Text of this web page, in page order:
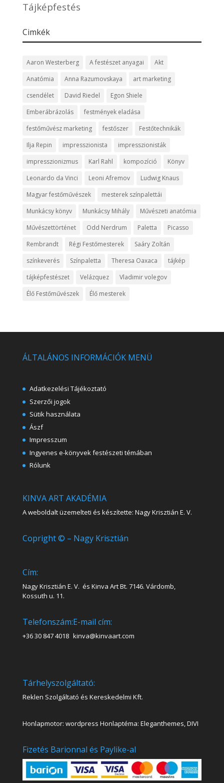
Tájképfestés
Cimkék
Aaron Westerberg A festészet anyagai
Akt
Anatómia
Anna Razumovskaya
art marketing
csendélet
David Riedel
Egon Shiele
Emberábrázolás
festmények eladása
festőművész marketing
festőszer
Festőtechnikák
Ilja Repin
impresszionista
impresszionisták
impresszionizmus
Karl Rahl kompozíció
Könyv
Leonardo da Vinci
Leoni Afremov
Ludwig Knaus
Magyar festőművészek
mesterek színpalettái
Munkácsy könyv
Munkácsy Mihály
Művészeti anatómia
Művészettörténet
Odd Nerdrum Paletta
Picasso
Rembrandt
Régi Festőmesterek
Saáry Zoltán
színkeverés
Színpaletta Theresa Oaxaca
tájkép
tájképfestészet
Velázquez
Vladimir volegov
Élő Festőművészek
Élő mesterek
ÁLTALÁNOS INFORMÁCIÓK MENÜ
Adatkezelési Tájékoztató
Szerzői jogok
Sütik használata
Ászf
Impresszum
Ingyenes e-könyvek festészeti témában
Rólunk
KINVA ART AKADÉMIA
A weboldalt üzemelteti és készítette: Nagy Krisztián E. V.
Copright © – Nagy Krisztián
Cím:
Nagy Krisztián E. V. és Kinva Art Bt. 7146. Várdomb,
Kossuth u. 11.
Telefonszám:
+36 30 847 4018
E-mail cím:
kinva@kinvaart.com
Tárhelyszolgáltató:
Reklen Szolgáltató és Kereskedelmi Kft.
Honlapmotor: wordpress Honlaptéma: Eleganthemes, DIVI
Fizetés Barionnal és Paylike-al